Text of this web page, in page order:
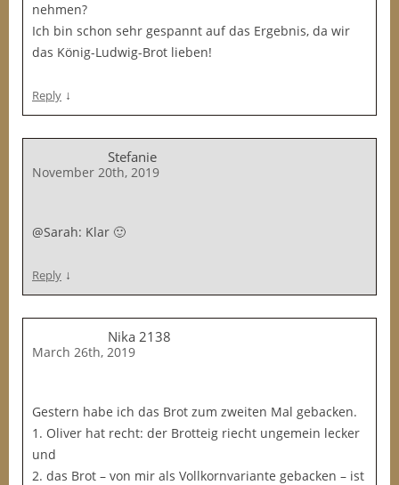
nehmen?
Ich bin schon sehr gespannt auf das Ergebnis, da wir
das König-Ludwig-Brot lieben!
Reply ↓
Stefanie
November 20th, 2019
@Sarah: Klar 🙂
Reply ↓
Nika 2138
March 26th, 2019
Gestern habe ich das Brot zum zweiten Mal gebacken.
1. Oliver hat recht: der Brotteig riecht ungemein lecker
und
2. das Brot – von mir als Vollkornvariante gebacken – ist